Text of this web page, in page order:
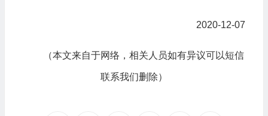
2020-12-07
（本文来自于网络，相关人员如有异议可以短信
联系我们删除）